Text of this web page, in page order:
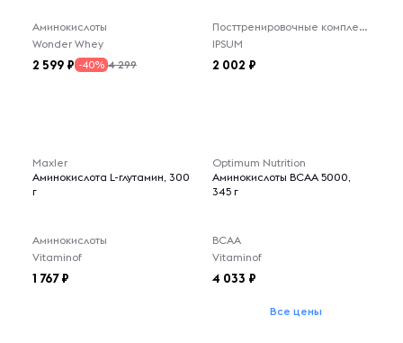
Аминокислоты
Wonder Whey
2 599 -40% 4 299
Посттренировочные комплексы
IPSUM
2 002
Maxler
Аминокислота L-глутамин, 300
г
Аминокислоты
Vitaminof
1 767
Optimum Nutrition
Аминокислоты BCAA 5000,
345 г
BCAA
Vitaminof
4 033
Все цены